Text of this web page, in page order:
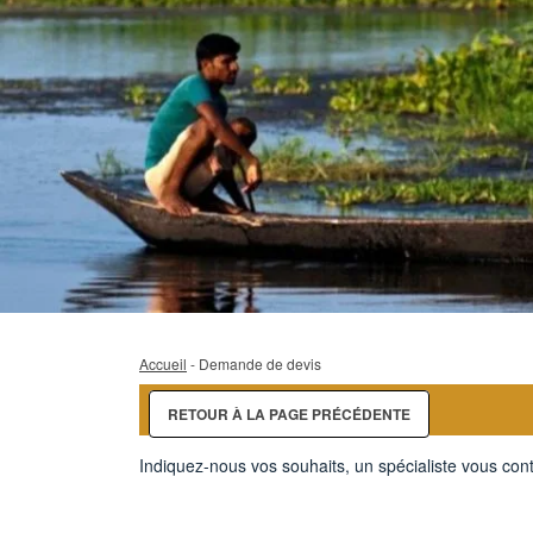
Accueil - Demande de devis
RETOUR À LA PAGE PRÉCÉDENTE
Indiquez-nous vos souhaits, un spécialiste vous